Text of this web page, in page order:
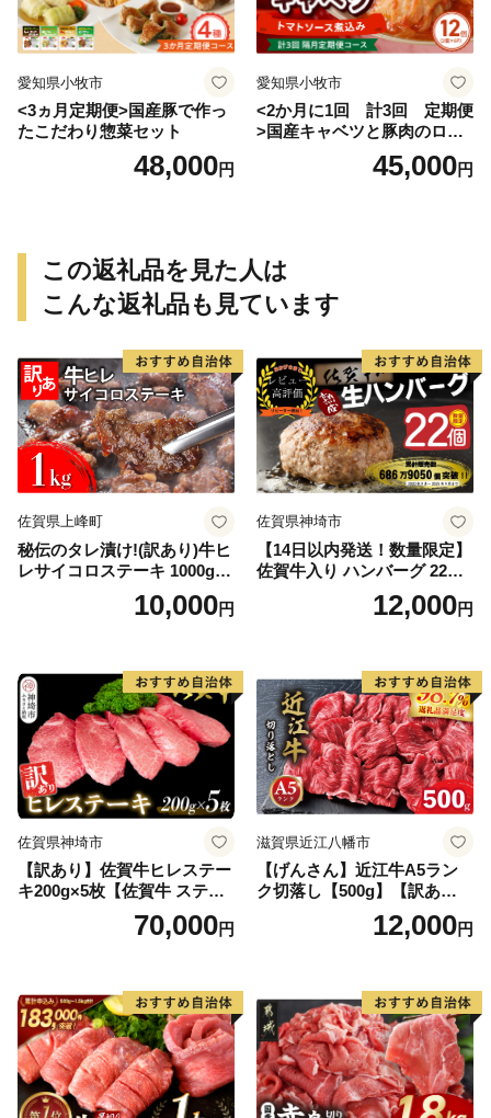
愛知県小牧市
<3ヵ月定期便>国産豚で作っ
たこだわり惣菜セット
48,000円
愛知県小牧市
<2か月に1回 計3回 定期便
>国産キャベツと豚肉のロー
ルキャベツ（6P入り）
45,000円
この返礼品を見た人は
こんな返礼品も見ています
佐賀県上峰町
秘伝のタレ漬け!(訳あり)牛ヒ
レサイコロステーキ 1000g
10,000円
佐賀県神埼市
【14日以内発送！数量限定】
佐賀牛入り ハンバーグ 22個
2.6kg(120g×22個)【佐賀牛
黒毛和牛 ブランド牛 九州 ハ
気】(H083106)
12,000円
佐賀県神埼市
【訳あり】佐賀牛ヒレステー
キ200g×5枚【佐賀牛 ステー
キ ブランド肉 ヒレ肉 フィレ
肉 ジューシー ヘルシー】(H0
70,000円
滋賀県近江八幡市
【げんさん】近江牛A5ラン
ク切落し【500g】【訳あり】
12,000円